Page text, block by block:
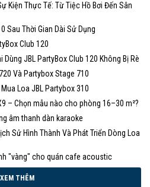
Kiện Thực Tế: Từ Tiệc Hồ Bơi Đến Sân
Sau Thời Gian Dài Sử Dụng
Club 120
Dùng JBL PartyBox Club 120 Không Bị Rè
Và Partybox Stage 710
Loa JBL Partybox 310
– Chọn mẫu nào cho phòng 16–30 m²?
âm thanh dàn karaoke
Sử Hình Thành Và Phát Triển Dòng Loa
"vàng" cho quán cafe acoustic
XEM THÊM